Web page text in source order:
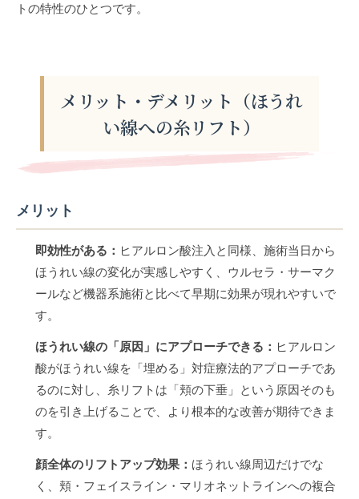
トの特性のひとつです。
メリット・デメリット（ほうれ
い線への糸リフト）
メリット
即効性がある： ヒアルロン酸注入と同様、施術当日から
ほうれい線の変化が実感しやすく、ウルセラ・サーマク
ールなど機器系施術と比べて早期に効果が現れやすいで
す。
ほうれい線の「原因」にアプローチできる： ヒアルロン
酸がほうれい線を「埋める」対症療法的アプローチであ
るのに対し、糸リフトは「頬の下垂」という原因そのも
のを引き上げることで、より根本的な改善が期待できま
す。
顔全体のリフトアップ効果： ほうれい線周辺だけでな
く、頬・フェイスライン・マリオネットラインへの複合